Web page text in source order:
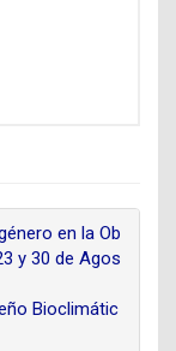
en la Ob
y 30 de Agos
Bioclimátic